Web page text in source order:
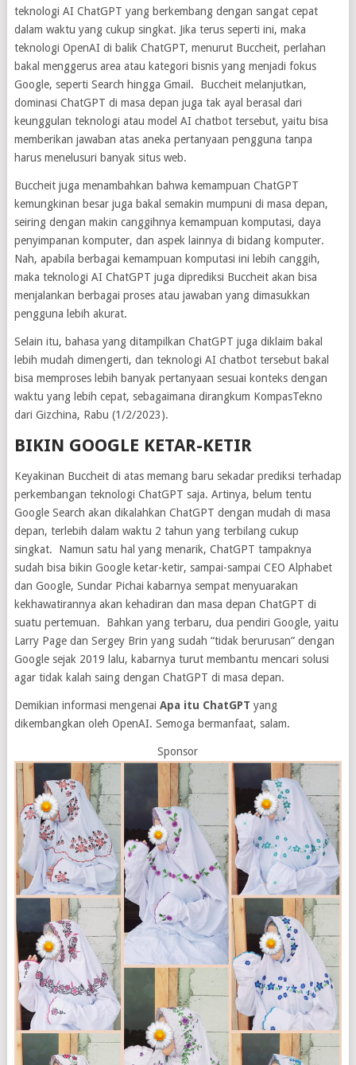
teknologi AI ChatGPT yang berkembang dengan sangat cepat
dalam waktu yang cukup singkat. Jika terus seperti ini, maka
teknologi OpenAI di balik ChatGPT, menurut Buccheit, perlahan
bakal menggerus area atau kategori bisnis yang menjadi fokus
Google, seperti Search hingga Gmail. Buccheit melanjutkan,
dominasi ChatGPT di masa depan juga tak ayal berasal dari
keunggulan teknologi atau model AI chatbot tersebut, yaitu bisa
memberikan jawaban atas aneka pertanyaan pengguna tanpa
harus menelusuri banyak situs web.
Buccheit juga menambahkan bahwa kemampuan ChatGPT
kemungkinan besar juga bakal semakin mumpuni di masa depan,
seiring dengan makin canggihnya kemampuan komputasi, daya
penyimpanan komputer, dan aspek lainnya di bidang komputer.
Nah, apabila berbagai kemampuan komputasi ini lebih canggih,
maka teknologi AI ChatGPT juga diprediksi Buccheit akan bisa
menjalankan berbagai proses atau jawaban yang dimasukkan
pengguna lebih akurat.
Selain itu, bahasa yang ditampilkan ChatGPT juga diklaim bakal
lebih mudah dimengerti, dan teknologi AI chatbot tersebut bakal
bisa memproses lebih banyak pertanyaan sesuai konteks dengan
waktu yang lebih cepat, sebagaimana dirangkum KompasTekno
dari Gizchina, Rabu (1/2/2023).
BIKIN GOOGLE KETAR-KETIR
Keyakinan Buccheit di atas memang baru sekadar prediksi terhadap
perkembangan teknologi ChatGPT saja. Artinya, belum tentu
Google Search akan dikalahkan ChatGPT dengan mudah di masa
depan, terlebih dalam waktu 2 tahun yang terbilang cukup
singkat. Namun satu hal yang menarik, ChatGPT tampaknya
sudah bisa bikin Google ketar-ketir, sampai-sampai CEO Alphabet
dan Google, Sundar Pichai kabarnya sempat menyuarakan
kekhawatirannya akan kehadiran dan masa depan ChatGPT di
suatu pertemuan. Bahkan yang terbaru, dua pendiri Google, yaitu
Larry Page dan Sergey Brin yang sudah “tidak berurusan” dengan
Google sejak 2019 lalu, kabarnya turut membantu mencari solusi
agar tidak kalah saing dengan ChatGPT di masa depan.
Demikian informasi mengenai Apa itu ChatGPT yang
dikembangkan oleh OpenAI. Semoga bermanfaat, salam.
Sponsor